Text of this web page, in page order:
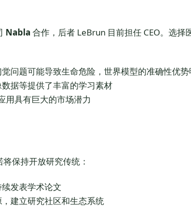
Nabla 合作，后者 LeBrun 目前担任 CEO。选择
觉问题可能导致生命危险，世界模型的准确性优势
数据等提供了丰富的学习素材
用具有巨大的市场潜力
保持开放研究传统：
续发表学术论文
，建立研究社区和生态系统